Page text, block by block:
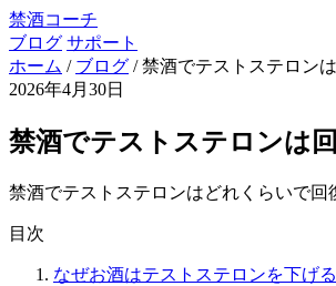
禁酒コーチ
ブログ サポート
ホーム / ブログ / 禁酒でテストステロン
2026年4月30日
禁酒でテストステロンは
禁酒でテストステロンはどれくらいで
目次
なぜお酒はテストステロンを下げ